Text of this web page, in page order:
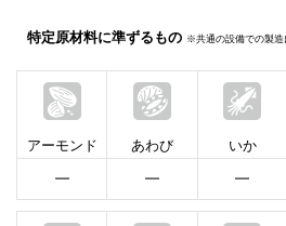
特定原材料に準ずるもの ※共通の設備での製造
アーモンド
━
あわび
━
いか
━